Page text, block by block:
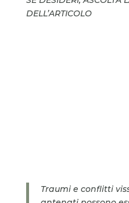
DELL’ARTICOLO
Traumi e conflitti